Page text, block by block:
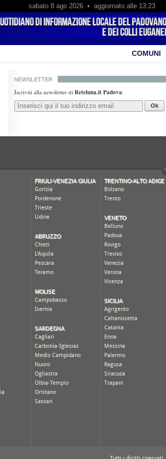
sabato 8 ago 2026 • aggiornato alle 13:23
COMUNI
NEWSLETTER
Iscriviti alla newsletter di Reteluna.it Padova:
Ok